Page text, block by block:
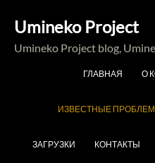
Umineko Project
Umineko Project blog,
ГЛАВНАЯ О
ИЗВЕСТНЫЕ
ЗАГРУЗКИ КОНТАКТЫ